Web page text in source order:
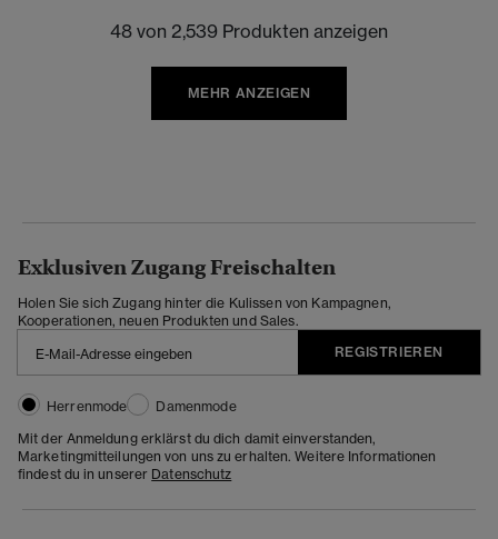
48 von 2,539 Produkten anzeigen
MEHR ANZEIGEN
Exklusiven Zugang Freischalten
Holen Sie sich Zugang hinter die Kulissen von Kampagnen,
Kooperationen, neuen Produkten und Sales.
REGISTRIEREN
Herrenmode
Damenmode
Mit der Anmeldung erklärst du dich damit einverstanden,
Marketingmitteilungen von uns zu erhalten. Weitere Informationen
findest du in unserer Datenschutz